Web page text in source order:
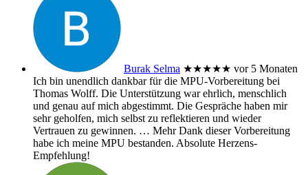
Burak Selma ★★★★★ vor 5 Monaten
Ich bin unendlich dankbar für die MPU-Vorbereitung bei
Thomas Wolff. Die Unterstützung war ehrlich, menschlich
und genau auf mich abgestimmt. Die Gespräche haben mir
sehr geholfen, mich selbst zu reflektieren und wieder
Vertrauen zu gewinnen. … MehrDank dieser Vorbereitung
habe ich meine MPU bestanden. Absolute Herzens-
Empfehlung!